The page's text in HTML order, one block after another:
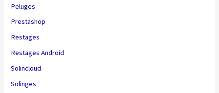
Peluges
Prestashop
Restages
Restages Android
Solincloud
Solinges